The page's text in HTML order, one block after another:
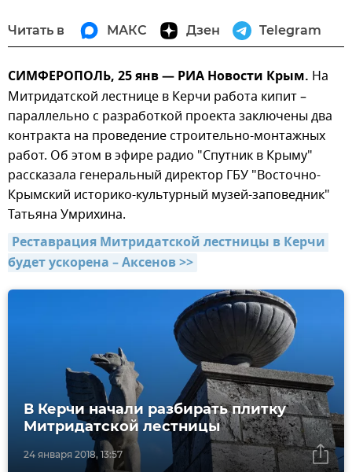
Читать в МАКС Дзен Telegram
СИМФЕРОПОЛЬ, 25 янв — РИА Новости Крым. На
Митридатской лестнице в Керчи работа кипит –
параллельно с разработкой проекта заключены два
контракта на проведение строительно-монтажных
работ. Об этом в эфире радио "Спутник в Крыму"
рассказала генеральный директор ГБУ "Восточно-
Крымский историко-культурный музей-заповедник"
Татьяна Умрихина.
Реставрация Митридатской лестницы в Керчи
будет ускорена – Аксенов >>
24 января 2018, 13:57
В Керчи начали разбирать плитку
Митридатской лестницы